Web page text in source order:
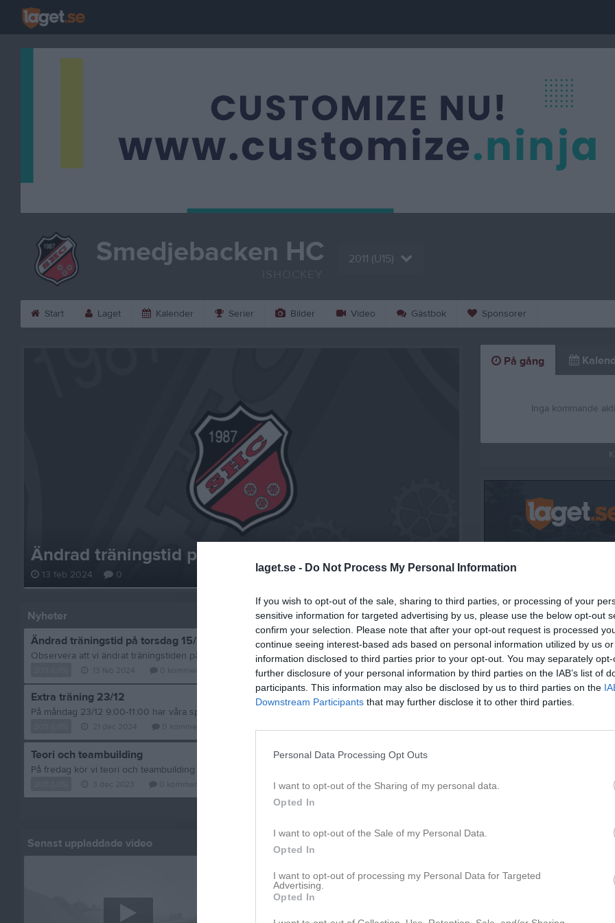
laget.se - Do Not Process My Personal Information
If you wish to opt-out of the sale, sharing to third parties, or processing of your
sensitive information for targeted advertising by us, please use the below opt-out
confirm your selection. Please note that after your opt-out request is processed
continue seeing interest-based ads based on personal information utilized by us
information disclosed to third parties prior to your opt-out. You may separately
further disclosure of your personal information by third parties on the IAB’s list of
participants. This information may also be disclosed by us to third parties on the
Downstream Participants that may further disclose it to other third parties.
Personal Data Processing Opt Outs
I want to opt-out of the Sharing of my personal data.
Opted In
I want to opt-out of the Sale of my Personal Data.
Opted In
I want to opt-out of processing my Personal Data for Targeted
Advertising.
Opted In
Smedjebacken HC 2011 (U15)
Start Laget Kalender Serier Bilder Video Gästbok Sponsorer
Ändrad träningstid på torsdag 15/2 17:00-18;15
13 feb 2024 0 21 dec 2024
Nyheter Lagnyheter
Ändrad träningstid på torsdag 15/2 17:00-18;15
Observera att vi ändrat träningstiden på torsdag till 17:00-18:15.
Extra träning 23/12
Teori och teambuilding
Senast uppladdade video Senast uppdaterade album
På gång
Inga kommande
Nyheter från föreningen
Årsmöte 2026